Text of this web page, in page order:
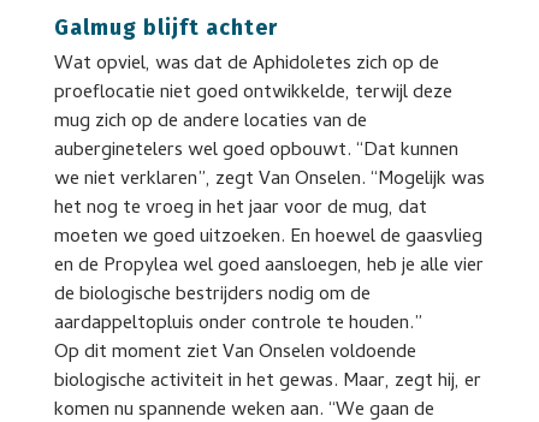
Galmug blijft achter
Wat opviel, was dat de Aphidoletes zich op de
proeflocatie niet goed ontwikkelde, terwijl deze
mug zich op de andere locaties van de
auberginetelers wel goed opbouwt. “Dat kunnen
we niet verklaren”, zegt Van Onselen. “Mogelijk was
het nog te vroeg in het jaar voor de mug, dat
moeten we goed uitzoeken. En hoewel de gaasvlieg
en de Propylea wel goed aansloegen, heb je alle vier
de biologische bestrijders nodig om de
aardappeltopluis onder controle te houden.”
Op dit moment ziet Van Onselen voldoende
biologische activiteit in het gewas. Maar, zegt hij, er
komen nu spannende weken aan. “We gaan de